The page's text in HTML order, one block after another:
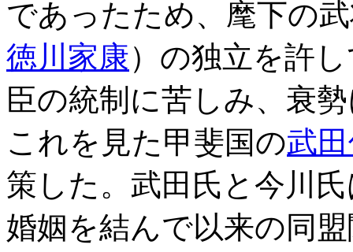
であったため、麾下の
徳川家康）の独立を許
臣の統制に苦しみ、衰
これを見た甲斐国の武
策した。武田氏と今川
婚姻を結んで以来の同